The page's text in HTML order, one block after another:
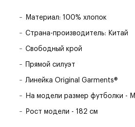
Материал: 100% хлопок
Страна-производитель: Китай
Свободный крой
Прямой силуэт
Линейка Original Garments®
На модели размер футболки - M
Рост модели - 182 см